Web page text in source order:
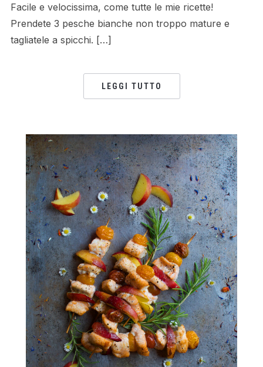
Facile e velocissima, come tutte le mie ricette!
Prendete 3 pesche bianche non troppo mature e
tagliatele a spicchi. […]
LEGGI TUTTO